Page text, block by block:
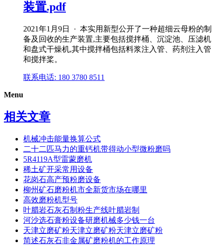
装置.pdf
2021年1月9日 · 本实用新型公开了一种超细云母粉的制
备及回收的生产装置,主要包括搅拌桶、沉淀池、压滤机
和盘式干燥机,其中搅拌桶包括料浆注入管、药剂注入管
和搅拌桨。
联系电话: 180 3780 8511
Menu
相关文章
机械冲击能量换算公式
二十二匹马力的重钙机带得动小型微粉磨吗
5R4119A型雷蒙磨机
稀土矿开采常用设备
花岗石高产预粉磨设备
柳州矿石磨粉机市全新货市场在哪里
高效磨粉机型号
叶腊岩石灰石制粉生产线叶腊岩制
河沙选石膏粉设备研磨机械多少钱一台
天津立磨矿粉天津立磨矿粉天津立磨矿粉
简述石灰石非金属矿磨粉机的工作原理